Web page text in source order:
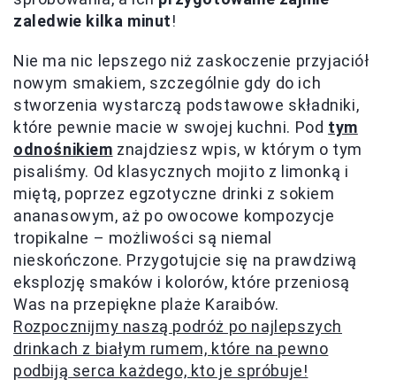
zaledwie kilka minut!
Nie ma nic lepszego niż zaskoczenie przyjaciół
nowym smakiem, szczególnie gdy do ich
stworzenia wystarczą podstawowe składniki,
które pewnie macie w swojej kuchni. Pod tym
odnośnikiem znajdziesz wpis, w którym o tym
pisaliśmy. Od klasycznych mojito z limonką i
miętą, poprzez egzotyczne drinki z sokiem
ananasowym, aż po owocowe kompozycje
tropikalne – możliwości są niemal
nieskończone. Przygotujcie się na prawdziwą
eksplozję smaków i kolorów, które przeniosą
Was na przepiękne plaże Karaibów.
Rozpocznijmy naszą podróż po najlepszych
drinkach z białym rumem, które na pewno
podbiją serca każdego, kto je spróbuje!